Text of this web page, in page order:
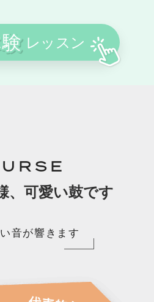
、可愛い鼓です
音が響きます